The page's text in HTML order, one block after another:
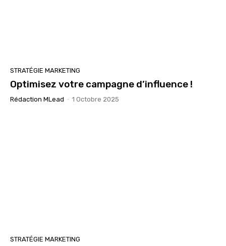
STRATÉGIE MARKETING
Optimisez votre campagne d’influence !
Rédaction MLead - 1 Octobre 2025
STRATÉGIE MARKETING